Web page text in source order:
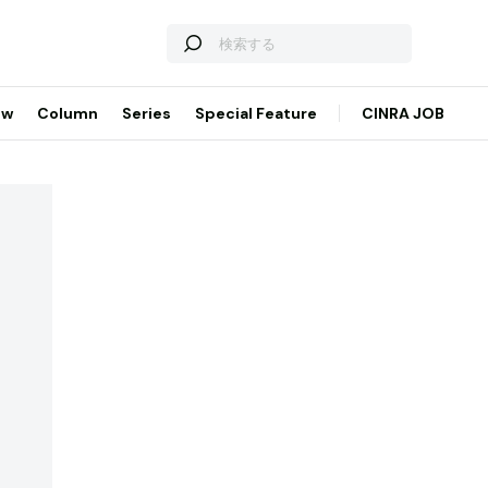
Column Series Special Feature CINRA JOB